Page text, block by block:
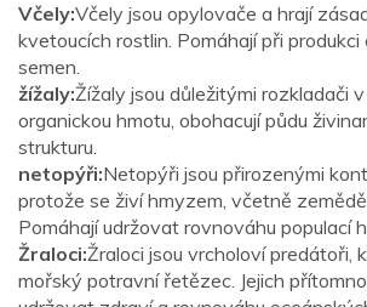
Včely:Včely jsou opylovače a hrají
kvetoucích rostlin. Pomáhají při
semen.
žížaly:Žížaly jsou důležitými rozkladači
organickou hmotu, obohacují půdu
strukturu.
netopýři:Netopýři jsou přirozenými
protože se živí hmyzem, včetně
Pomáhají udržovat rovnováhu populací
Žraloci:Žraloci jsou vrcholoví predátoři,
mořský potravní řetězec. Jejich